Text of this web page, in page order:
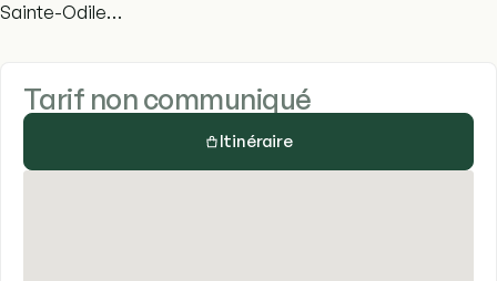
Sainte-Odile…
Tarif non communiqué
Itinéraire